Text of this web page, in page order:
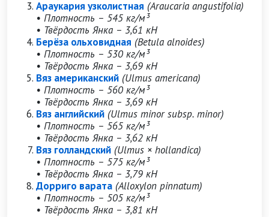
Араукария узколистная (Araucaria angustifolia)
• Плотность – 545 кг/м³
• Твёрдость Янка – 3,61 кН
Берёза ольховидная (Betula alnoides)
• Плотность – 530 кг/м³
• Твёрдость Янка – 3,69 кН
Вяз американский (Ulmus americana)
• Плотность – 560 кг/м³
• Твёрдость Янка – 3,69 кН
Вяз английский (Ulmus minor subsp. minor)
• Плотность – 565 кг/м³
• Твёрдость Янка – 3,62 кН
Вяз голландский (Ulmus × hollandica)
• Плотность – 575 кг/м³
• Твёрдость Янка – 3,79 кН
Дорриго варата (Alloxylon pinnatum)
• Плотность – 505 кг/м³
• Твёрдость Янка – 3,81 кН